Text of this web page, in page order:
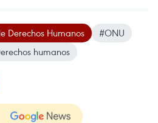
Derechos Humanos
#ONU
humanos